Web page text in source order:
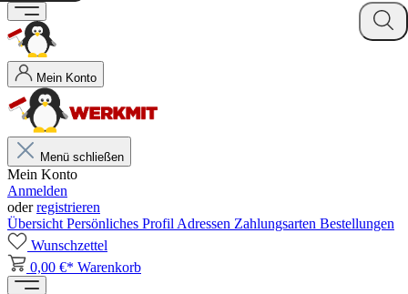
Mein Konto
Menü schließen
Mein Konto
Anmelden
oderregistrieren
Übersicht Persönliches Profil Adressen Zahlungsarten Bestellungen
Wunschzettel
0,00 €* Warenkorb